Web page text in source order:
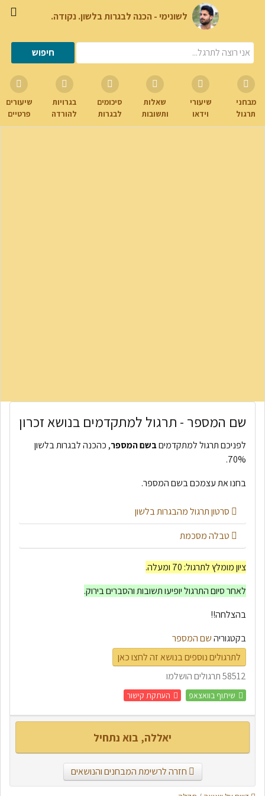
לשונימי - הכנה לבגרות בלשון. נקודה.
מבחני
תרגול
שיעורי
וידאו
שאלות
ותשובות
סיכומים
לבגרות
בגרויות
להורדה
שיעורים
פרטיים
שם המספר - תרגול למתקדמים בנושא זכרון
לפניכם תרגול למתקדמיםבשםהמספר, כהכנה לבגרות בלשון
70%.
בחנו את עצמכם בשם המספר.
סרטון תרגול מהבגרות בלשון
טבלה מסכמת
ציון מומלץ לתרגול: 70 ומעלה.
לאחר סיום התרגול יופיעו תשובות והסברים בירוק.
בהצלחה!!
בקטגוריהשם המספר
לתרגולים נוספים בנושא זה לחצו כאן
58512 תרגולים הושלמו
שיתוף בוואצאפ העתקת קישור
יאללה, בוא נתחיל
חזרה לרשימת המבחנים והנושאים